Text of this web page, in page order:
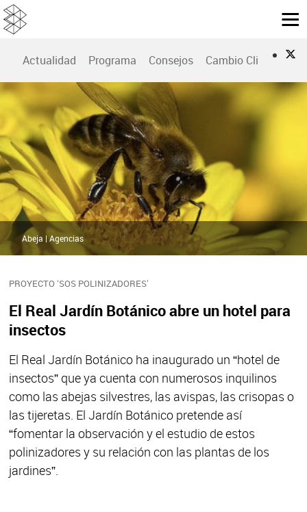
Actualidad Programa Consejos Cambio Climático
PROYECTO ‘SOS POLINIZADORES’
El Real Jardín Botánico abre un hotel para
insectos
El Real Jardín Botánico ha inaugurado un “hotel de
insectos” que ya cuenta con numerosos inquilinos
como las abejas silvestres, las avispas, las crisopas o
las tijeretas. El Jardín Botánico pretende así
“fomentar la observación y el estudio de estos
polinizadores y su relación con las plantas de los
jardines”.
Abeja | Agencias